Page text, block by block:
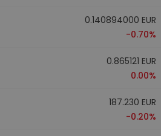
0.140894000 EUR
-0.70%
0.865121 EUR
0.00%
187.230 EUR
-0.20%